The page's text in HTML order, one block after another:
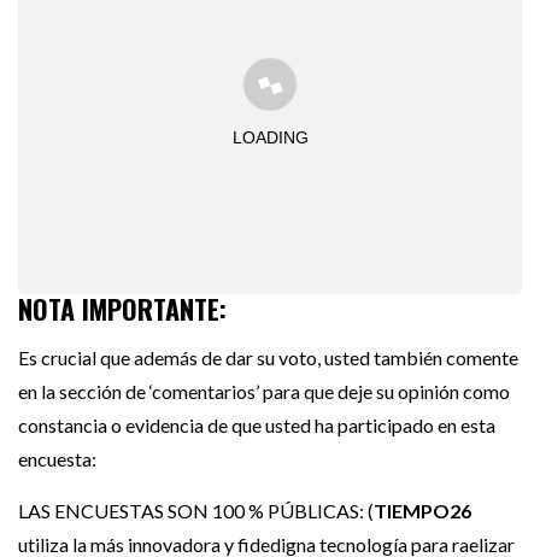
LOADING
NOTA IMPORTANTE:
Es crucial que además de dar su voto, usted también comente
en la sección de ‘comentarios’ para que deje su opinión como
constancia o evidencia de que usted ha participado en esta
encuesta:
LAS ENCUESTAS SON 100 % PÚBLICAS: (TIEMPO26
utiliza la más innovadora y fidedigna tecnología para raelizar